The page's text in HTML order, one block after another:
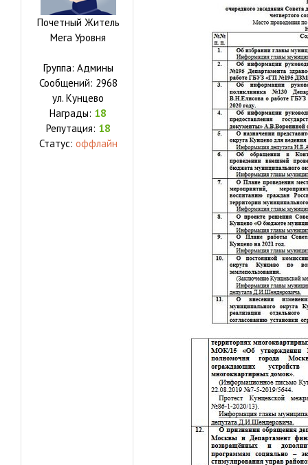
Почетный Житель
Мега Уровня
Группа: Админы
Сообщений: 2968
ул. Кунцево
Награды: 18
Репутация: 18
Статус: оффлайн